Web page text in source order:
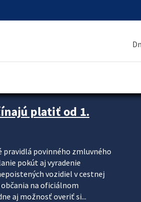
platiť od 1.
pravidlá povinného zmluvného
pokút aj vyradenie
vozidiel v cestnej
na oficiálnom
aj možnosť overiť si...